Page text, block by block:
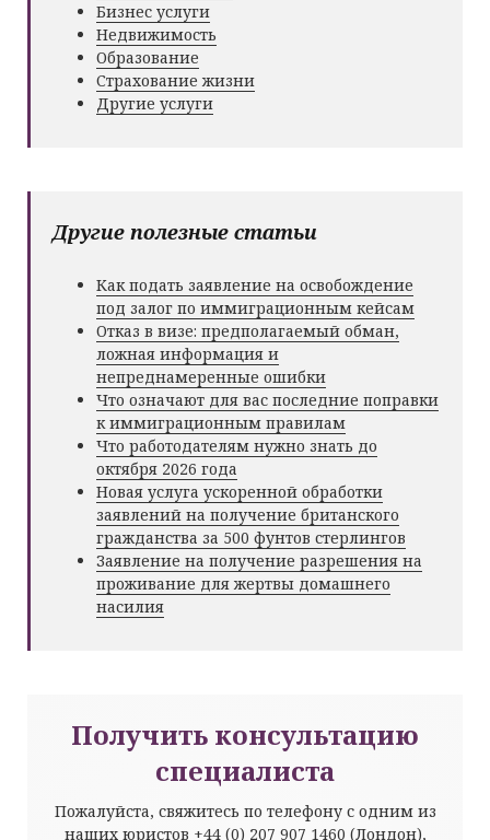
Бизнес услуги
Недвижимость
Образование
Страхование жизни
Другие услуги
Другие полезные статьи
Как подать заявление на освобождение
под залог по иммиграционным кейсам
Отказ в визе: предполагаемый обман,
ложная информация и
непреднамеренные ошибки
Что означают для вас последние поправки
к иммиграционным правилам
Что работодателям нужно знать до
октября 2026 года
Новая услуга ускоренной обработки
заявлений на получение британского
гражданства за 500 фунтов стерлингов
Заявление на получение разрешения на
проживание для жертвы домашнего
насилия
Получить консультацию
специалиста
Пожалуйста, свяжитесь по телефону с одним из
наших юристов +44 (0) 207 907 1460 (Лондон),